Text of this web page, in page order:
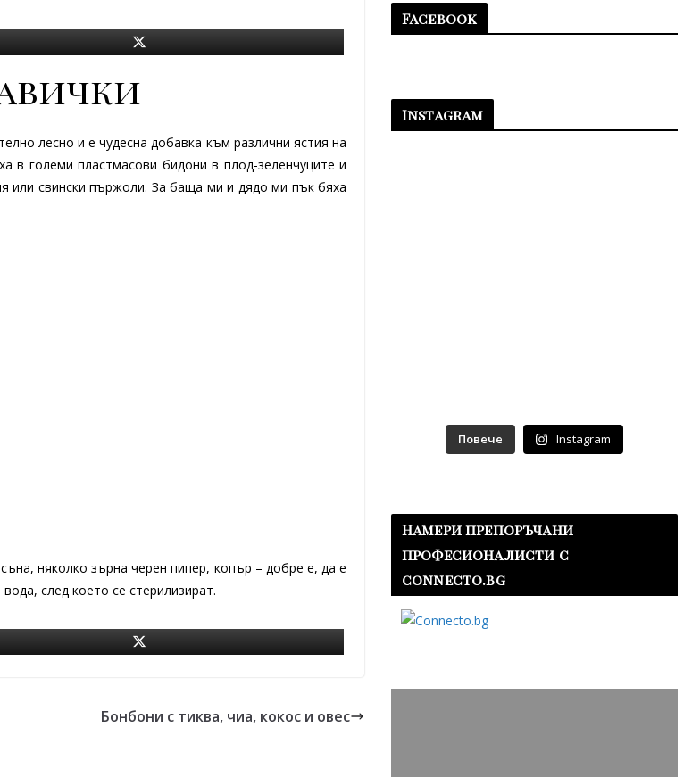
лесно и е чудесна добавка към различни ястия на
в големи пластмасови бидони в плод-зеленчуците и
или свински пържоли. За баща ми и дядо ми пък бяха
няколко зърна черен пипер, копър – добре е, да е
след което се стерилизират.
Бонбони с тиква, чиа, кокос и овес
Facebook
Instagram
Повече Instagram
Намери препоръчани
професионалисти с
connecto.bg